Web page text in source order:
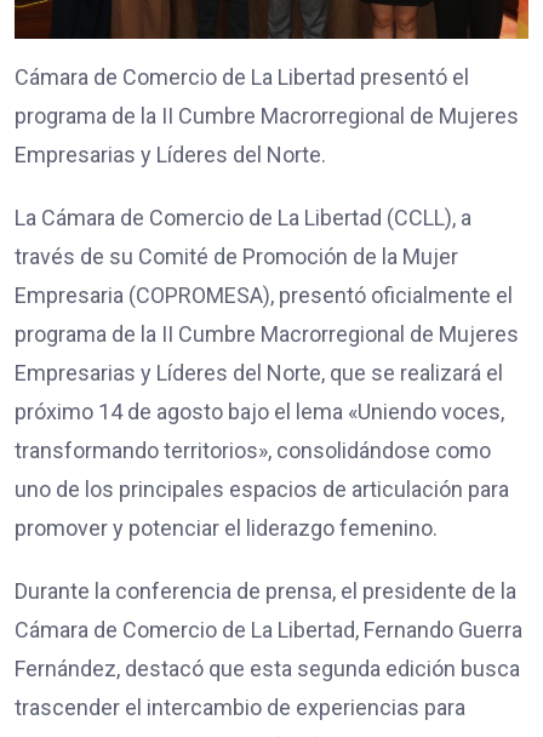
Cámara de Comercio de La Libertad presentó el
programa de la II Cumbre Macrorregional de Mujeres
Empresarias y Líderes del Norte.
La Cámara de Comercio de La Libertad (CCLL), a
través de su Comité de Promoción de la Mujer
Empresaria (COPROMESA), presentó oficialmente el
programa de la II Cumbre Macrorregional de Mujeres
Empresarias y Líderes del Norte, que se realizará el
próximo 14 de agosto bajo el lema «Uniendo voces,
transformando territorios», consolidándose como
uno de los principales espacios de articulación para
promover y potenciar el liderazgo femenino.
Durante la conferencia de prensa, el presidente de la
Cámara de Comercio de La Libertad, Fernando Guerra
Fernández, destacó que esta segunda edición busca
trascender el intercambio de experiencias para